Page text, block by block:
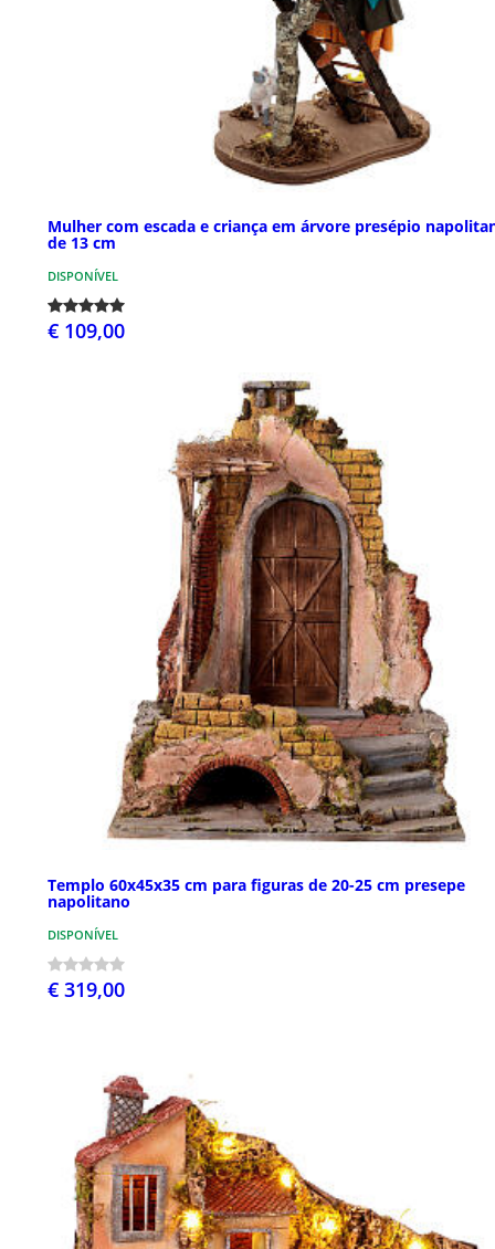
Mulher com escada e criança em árvore presépio
de 13 cm
DISPONÍVEL
€ 109,00
Templo 60x45x35 cm para figuras de 20-25 cm presepe
napolitano
DISPONÍVEL
€ 319,00